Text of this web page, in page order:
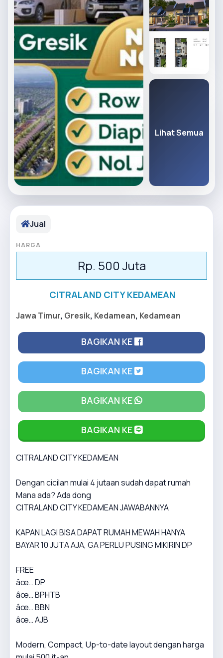
Lihat Semua
Jual
HARGA
Rp. 500 Juta
CITRALAND CITY KEDAMEAN
Jawa Timur, Gresik, Kedamean, Kedamean
BAGIKAN KE
BAGIKAN KE
BAGIKAN KE
BAGIKAN KE
CITRALAND CITY KEDAMEAN
Dengan cicilan mulai 4 jutaan sudah dapat rumah
Mana ada? Ada dong
CITRALAND CITY KEDAMEAN JAWABANNYA
KAPAN LAGI BISA DAPAT RUMAH MEWAH HANYA
BAYAR 10 JUTA AJA, GA PERLU PUSING MIKIRIN DP
FREE
âœ… DP
âœ… BPHTB
âœ… BBN
âœ… AJB
Modern, Compact, Up-to-date layout dengan harga